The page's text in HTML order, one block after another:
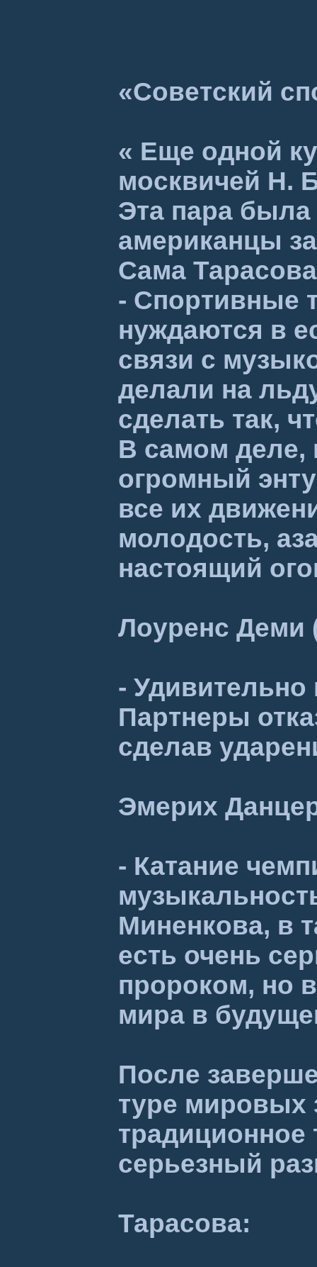
«Советский
« Еще одной
москвичей Н.
Эта пара
американцы
Сама
- Спортивные
нуждаются в
связи с
делали на
сделать так,
В самом деле,
огромный
все их
молодость,
настоящий
Лоуренс Деми
- Удивительно
Партнеры
сделав
Эмерих
- Катание
Миненкова, в
есть очень
пророком, но
мира в
После
туре мировых
традиционное
серьезный
Тарасова: